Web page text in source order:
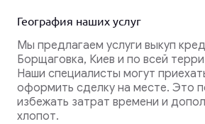
География наших услуг
Мы предлагаем услуги выкуп
Борщаговка, Киев и по всей
Наши специалисты могут
оформить сделку на месте. Это
избежать затрат времени и
хлопот.